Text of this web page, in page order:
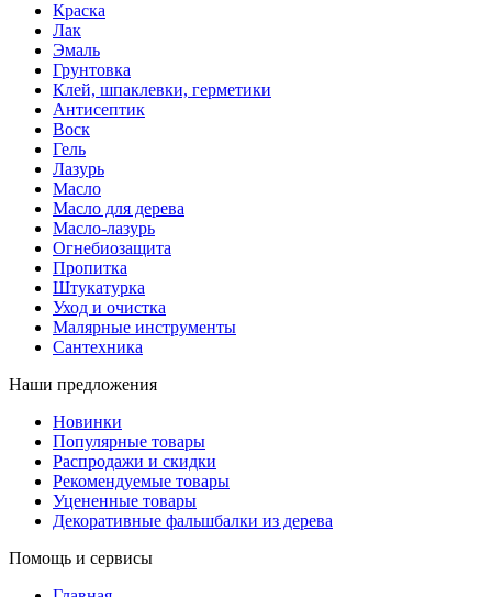
Краска
Лак
Эмаль
Грунтовка
Клей, шпаклевки, герметики
Антисептик
Воск
Гель
Лазурь
Масло
Масло для дерева
Масло-лазурь
Огнебиозащита
Пропитка
Штукатурка
Уход и очистка
Малярные инструменты
Сантехника
Наши предложения
Новинки
Популярные товары
Распродажи и скидки
Рекомендуемые товары
Уцененные товары
Декоративные фальшбалки из дерева
Помощь и сервисы